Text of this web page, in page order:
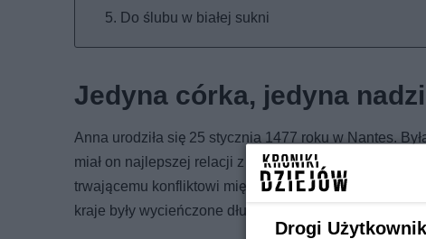
Do ślubu w białej sukni
Jedyna córka, jedyna
Anna urodziła się 25 stycznia 1477 roku w Nantes.
miał on najlepszej relacji z królami Francji.
trwającemu konfliktowi między Francją i Anglią. Co
kraje były wycieńczone długoletnimi walkami,
Drogi